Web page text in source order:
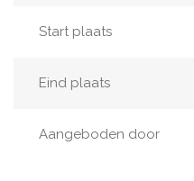
Start plaats
Eind plaats
Aangeboden door